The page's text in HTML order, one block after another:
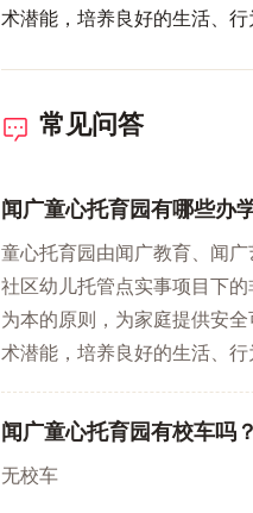
术潜能，培养良好的生活、行
常见问答
闻广童心托育园有哪些办
童心托育园由闻广教育、闻
社区幼儿托管点实事项目下
为本的原则，为家庭提供安
术潜能，培养良好的生活、行
闻广童心托育园有校车吗？
无校车